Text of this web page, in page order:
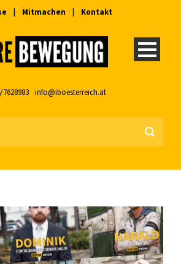
Mitmachen Kontakt
7628983 info@iboesterreich.at